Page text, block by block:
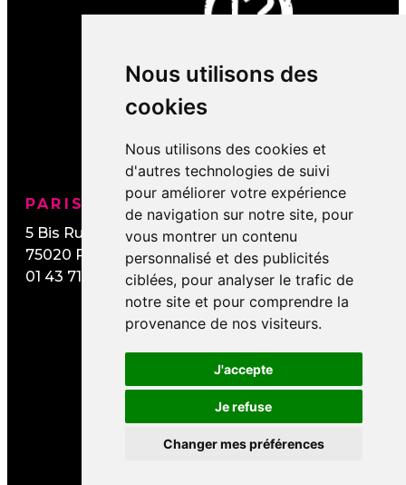
Nous utilisons des
cookies
Nous utilisons des cookies et
d'autres technologies de suivi
pour améliorer votre expérience
de navigation sur notre site, pour
vous montrer un contenu
personnalisé et des publicités
ciblées, pour analyser le trafic de
notre site et pour comprendre la
provenance de nos visiteurs.
J'accepte
Je refuse
Changer mes préférences
PARIS / IDF
5 Bis Rue de Lesseps
75020 PARIS
01 43 71 10 86
NORMANDIE
20 All. de Cindais
14320 Saint-André-
sur-Orne
02 31 54 57 86